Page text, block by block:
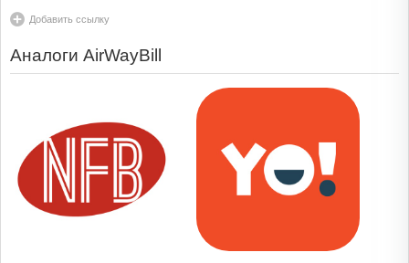
Добавить ссылку
Аналоги AirWayBill